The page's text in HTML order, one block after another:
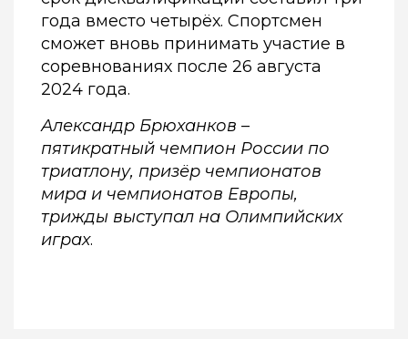
года вместо четырёх. Спортсмен
сможет вновь принимать участие в
соревнованиях после 26 августа
2024 года.
Александр Брюханков –
пятикратный чемпион России по
триатлону, призёр чемпионатов
мира и чемпионатов Европы,
трижды выступал на Олимпийских
играх.